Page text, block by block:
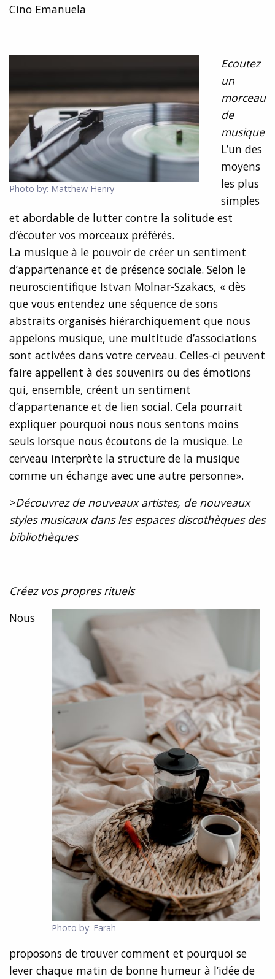
Cino Emanuela
Photo by: Matthew Henry
Ecoutez
un
morceau
de
musique
L’un des
moyens
les plus
simples
et abordable de lutter contre la solitude est
d’écouter vos morceaux préférés.
La musique à le pouvoir de créer un sentiment
d’appartenance et de présence sociale. Selon le
neuroscientifique Istvan Molnar-Szakacs, « dès
que vous entendez une séquence de sons
abstraits organisés hiérarchiquement que nous
appelons musique, une multitude d’associations
sont activées dans votre cerveau. Celles-ci peuvent
faire appellent à des souvenirs ou des émotions
qui, ensemble, créent un sentiment
d’appartenance et de lien social. Cela pourrait
expliquer pourquoi nous nous sentons moins
seuls lorsque nous écoutons de la musique. Le
cerveau interprète la structure de la musique
comme un échange avec une autre personne».
>Découvrez de nouveaux artistes, de nouveaux
styles musicaux dans les espaces discothèques des
bibliothèques
Créez vos propres rituels
Photo by: Farah
Nous
proposons de trouver comment et pourquoi se
lever chaque matin de bonne humeur à l’idée de